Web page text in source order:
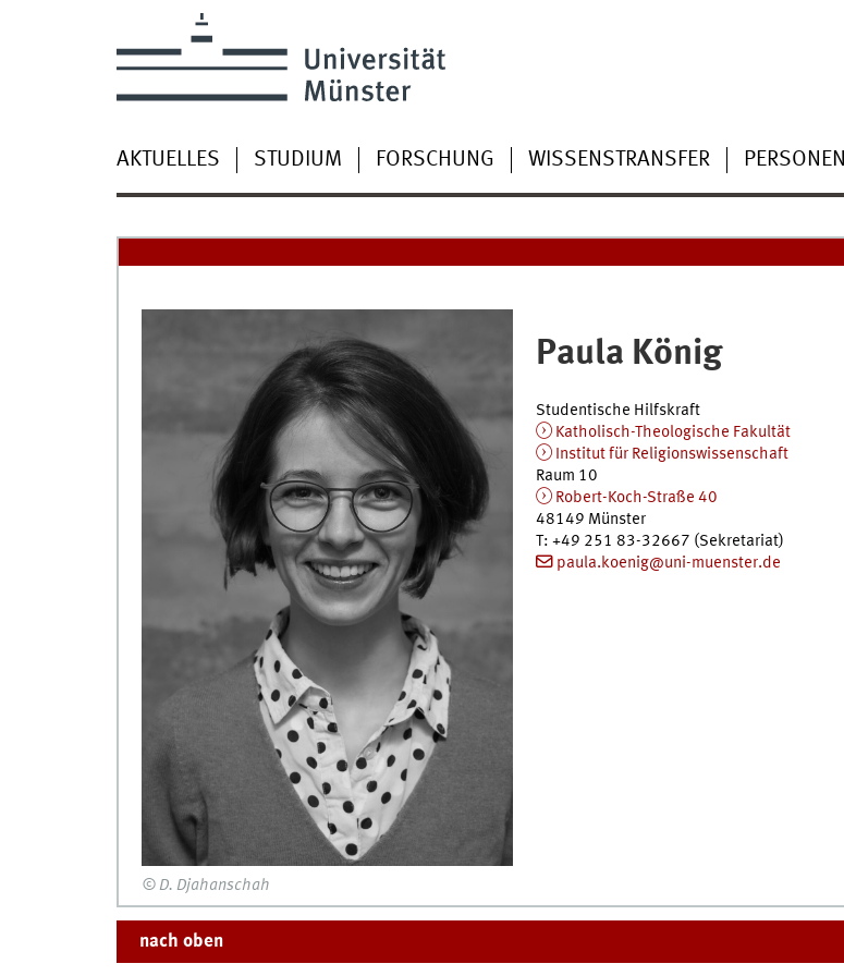
AKTUELLES STUDIUM FORSCHUNG WISSENSTRANSFER PERSONEN
© D. Djahanschah
Paula König
Studentische Hilfskraft
Katholisch-Theologische Fakultät
Institut für Religionswissenschaft
Raum 10
Robert-Koch-Straße 40
48149 Münster
T: +49 251 83-32667 (Sekretariat)
paula.koenig@uni-muenster.de
nach oben